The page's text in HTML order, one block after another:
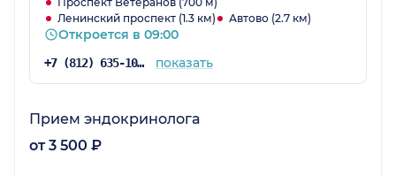
Ленинский проспект (1.3 км)
Автово (2.7 км)
Откроется в 09:00
+7 (812) 635-10-38 показать
Прием эндокринолога
от 3 500 ₽